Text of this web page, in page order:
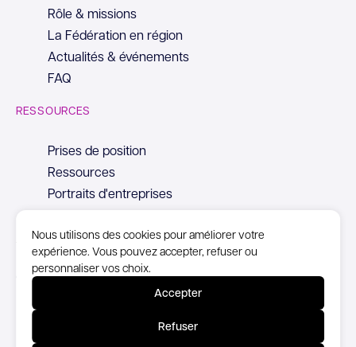
Nous utilisons des cookies pour améliorer votre
expérience. Vous pouvez accepter, refuser ou
personnaliser vos choix.
Accepter
Refuser
Rôle & missions
La Fédération en région
Actualités & événements
FAQ
RESSOURCES
Prises de position
Ressources
Portraits d'entreprises
© Copyright Syntec, 2026
Politique de confidentialité